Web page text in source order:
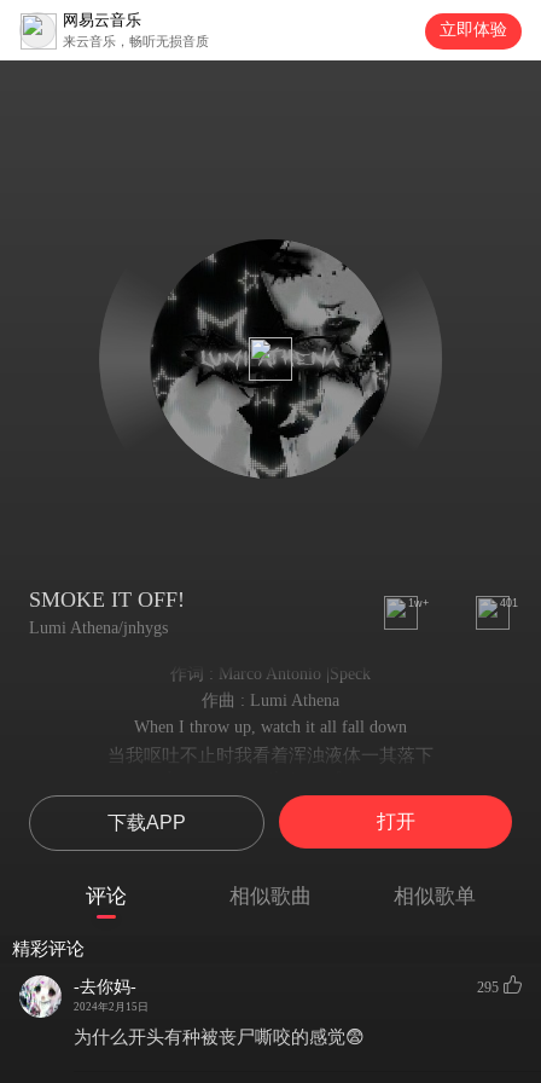
网易云音乐
来云音乐，畅听无损音质
立即体验
SMOKE IT OFF!
Lumi Athena/jnhygs
1w+ 401
作词 : Marco Antonio |Speck
作曲 : Lumi Athena
When I throw up, watch it all fall down
当我呕吐不止时我看着浑浊液体一其落下
我可以将微笑变成皱眉
Smoke it up! Roll it up, let's go!
抽起烟！卷起来，一起来！
生活越困难我就越轻松
You done stole me, stole my soul
下载APP 打开
评论 相似歌曲 相似歌单
精彩评论
-去你妈-
2024年2月15日
295
为什么开头有种被丧尸嘶咬的感觉😨